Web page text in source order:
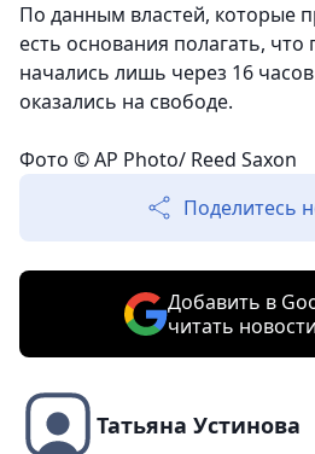
По данным властей, которые
есть основания полагать, что
начались лишь через 16
оказались на свободе.
Фото © AP Photo/ Reed Saxon
Поделитесь
Добавить в
читать
Татьяна Устинова